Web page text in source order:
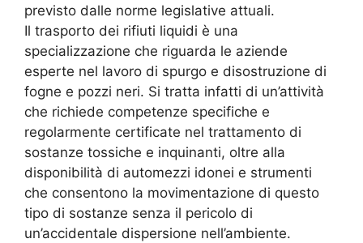
previsto dalle norme legislative attuali.
Il trasporto dei rifiuti liquidi è una
specializzazione che riguarda le aziende
esperte nel lavoro di spurgo e disostruzione di
fogne e pozzi neri. Si tratta infatti di un’attività
che richiede competenze specifiche e
regolarmente certificate nel trattamento di
sostanze tossiche e inquinanti, oltre alla
disponibilità di automezzi idonei e strumenti
che consentono la movimentazione di questo
tipo di sostanze senza il pericolo di
un’accidentale dispersione nell’ambiente.